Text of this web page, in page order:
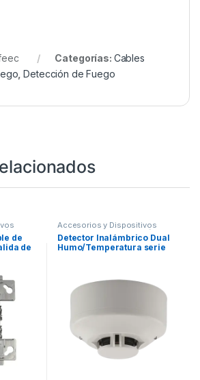
Categorías: Cables
,Detección de Fuego
de
de
de
Accesorios y Dispositivos
Direccionables , Detección de
Fuego
Detector Inalámbrico Dual
Humo/Temperatura serie